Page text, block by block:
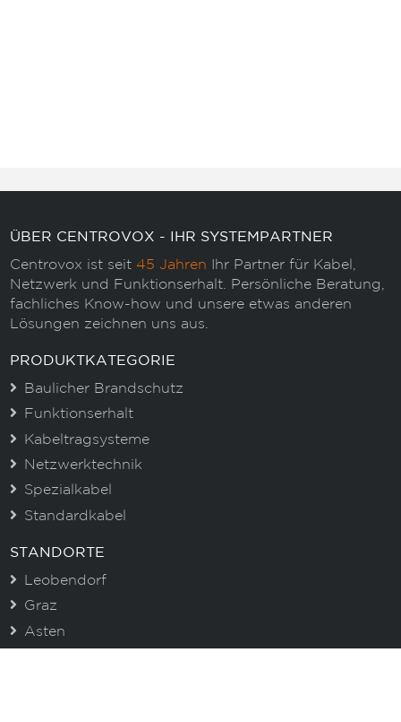
ÜBER CENTROVOX - IHR SYSTEMPARTNER
Centrovox ist seit 45 Jahren Ihr Partner für Kabel,
Netzwerk und Funktionserhalt. Persönliche Beratung,
fachliches Know-how und unsere etwas anderen
Lösungen zeichnen uns aus.
PRODUKTKATEGORIE
Baulicher Brandschutz
Funktionserhalt
Kabeltragsysteme
Netzwerktechnik
Spezialkabel
Standardkabel
STANDORTE
Leobendorf
Graz
Asten